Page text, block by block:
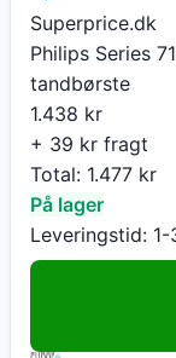
Superprice.dk
Philips Series
tandbørste
1.438 kr
+ 39 kr fragt
Total: 1.477 kr
På lager
Leveringstid: